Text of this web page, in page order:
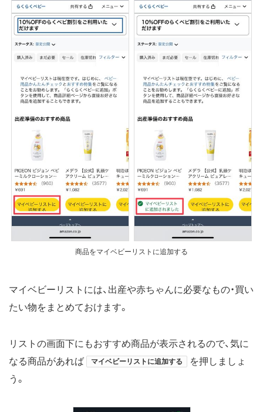
商品をマイベビーリストに追加する
マイベビーリストには、出産や赤ちゃんに必要なもの・買い
たい物をまとめておけます。
リストの画面下にもおすすめ商品が表示されるので、気に
なる商品があれば
マイベビーリストに追加する
を押しましょ
う。